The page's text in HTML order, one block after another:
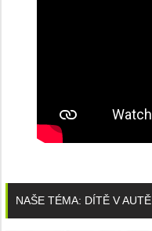
NAŠE TÉMA: DÍTĚ V AUTĚ